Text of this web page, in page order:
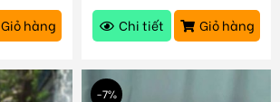
Giỏ hàng
Chi tiết
Giỏ hàng
-7%